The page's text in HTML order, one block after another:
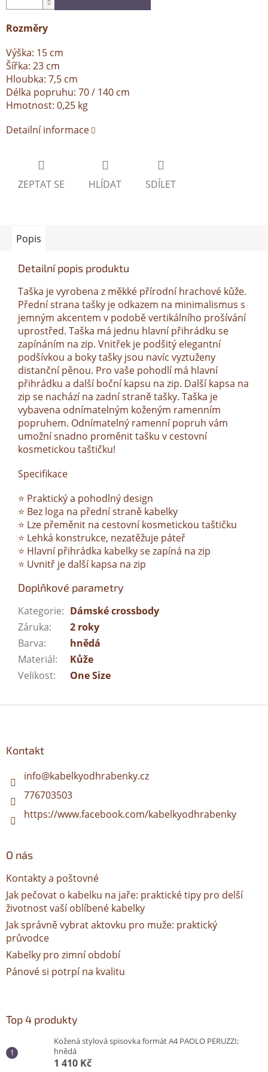
Rozměry
Výška: 15 cm
Šířka: 23 cm
Hloubka: 7,5 cm
Délka popruhu: 70 / 140 cm
Hmotnost: 0,25 kg
Detailní informace
ZEPTAT SE HLÍDAT SDÍLET
Popis
Detailní popis produktu
Taška je vyrobena z měkké přírodní hrachové kůže.
Přední strana tašky je odkazem na minimalismus s
jemným akcentem v podobě vertikálního prošívání
uprostřed. Taška má jednu hlavní přihrádku se
zapínáním na zip. Vnitřek je podšitý elegantní
podšívkou a boky tašky jsou navíc vyztuženy
distanční pěnou. Pro vaše pohodlí má hlavní
přihrádku a další boční kapsu na zip. Další kapsa na
zip se nachází na zadní straně tašky. Taška je
vybavena odnímatelným koženým ramenním
popruhem. Odnímatelný ramenní popruh vám
umožní snadno proměnit tašku v cestovní
kosmetickou taštičku!
Specifikace
⭐ Praktický a pohodlný design
⭐ Bez loga na přední straně kabelky
⭐ Lze přeměnit na cestovní kosmetickou taštičku
⭐ Lehká konstrukce, nezatěžuje páteř
⭐ Hlavní přihrádka kabelky se zapíná na zip
⭐ Uvnitř je další kapsa na zip
Doplňkové parametry
Kategorie: Dámské crossbody
Záruka:
2 roky
Barva:
hnědá
Materiál:
Kůže
Velikost: One Size
Kontakt
info@kabelkyodhrabenky.cz
776703503
https://www.facebook.com/kabelkyodhrabenky
O nás
Kontakty a poštovné
Jak pečovat o kabelku na jaře: praktické tipy pro delší
životnost vaší oblíbené kabelky
Jak správně vybrat aktovku pro muže: praktický
průvodce
Kabelky pro zimní období
Pánové si potrpí na kvalitu
Top 4 produkty
Kožená stylová spisovka formát A4 PAOLO PERUZZI;
hnědá
1 410 Kč